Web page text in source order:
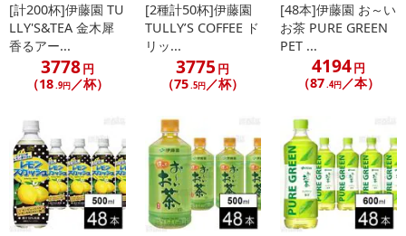
[計200杯]伊藤園 TU
LLY'S&TEA 金木犀
香るアー...
3778円
（18.9円／杯）
[2種計50杯]伊藤園
TULLY’S COFFEE ド
リッ...
3775 円
（75.5円／杯）
[48本]伊藤園 お～い
お茶 PURE GREEN
PET ...
4194円
（87.4円／本）